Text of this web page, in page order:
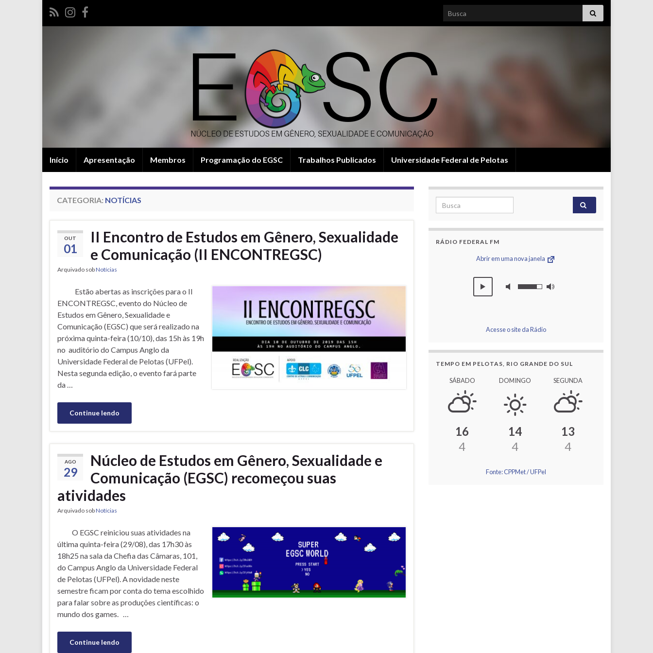
Search for:
Início Apresentação Membros Programação do EGSC Trabalhos Publicados Universidade Federal de Pelotas
CATEGORIA: NOTÍCIAS
OUT
01
II Encontro de Estudos em Gênero, Sexualidade
e Comunicação (II ENCONTREGSC)
Arquivado sobNotícias
Estão abertas as inscrições para o II
ENCONTREGSC, evento do Núcleo de
Estudos em Gênero, Sexualidade e
Comunicação (EGSC) que será realizado na
próxima quinta-feira (10/10), das 15h às 19h
no auditório do Campus Anglo da
Universidade Federal de Pelotas (UFPel).
Nesta segunda edição, o evento fará parte
da …
Continue lendo
AGO
29
Núcleo de Estudos em Gênero, Sexualidade e
Comunicação (EGSC) recomeçou suas
atividades
Arquivado sobNotícias
O EGSC reiniciou suas atividades na
última quinta-feira (29/08), das 17h30 às
18h25 na sala da Chefia das Câmaras, 101,
do Campus Anglo da Universidade Federal
de Pelotas (UFPel). A novidade neste
semestre ficam por conta do tema escolhido
para falar sobre as produções científicas: o
mundo dos games. …
Continue lendo
Search for:
RÁDIO FEDERAL FM
Abrir em uma nova janela
Acesse o site da Rádio
TEMPO EM PELOTAS, RIO GRANDE DO SUL
SÁBADO
16
4
DOMINGO
14
4
SEGUNDA
13
4
Fonte: CPPMet / UFPel